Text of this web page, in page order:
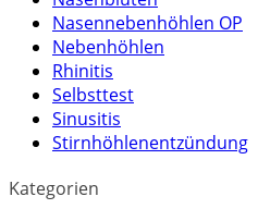
Nasennebenhöhlen OP
Nebenhöhlen
Rhinitis
Selbsttest
Sinusitis
Stirnhöhlenentzündung
Kategorien